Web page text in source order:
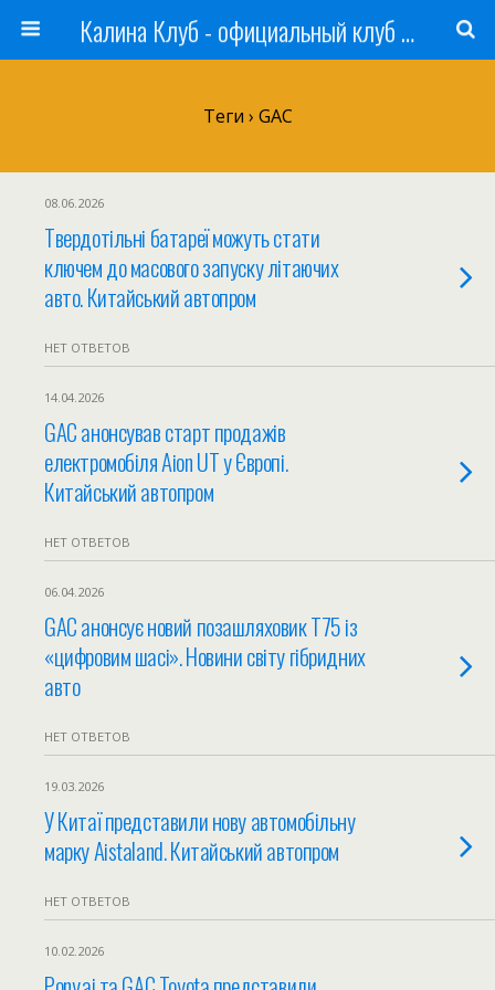
Калина Клуб - официальный клуб ЛАДА
Теги › GAC
08.06.2026
Твердотільні батареї можуть стати
ключем до масового запуску літаючих
авто. Китайський автопром
НЕТ ОТВЕТОВ
14.04.2026
GAC анонсував старт продажів
електромобіля Aion UT у Європі.
Китайський автопром
НЕТ ОТВЕТОВ
06.04.2026
GAC анонсує новий позашляховик T75 із
«цифровим шасі». Новини світу гібридних
авто
НЕТ ОТВЕТОВ
19.03.2026
У Китаї представили нову автомобільну
марку Aistaland. Китайський автопром
НЕТ ОТВЕТОВ
10.02.2026